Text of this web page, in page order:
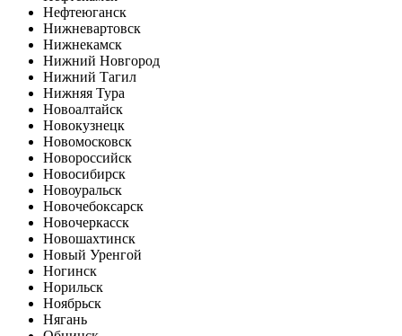
Нефтеюганск
Нижневартовск
Нижнекамск
Нижний Новгород
Нижний Тагил
Нижняя Тура
Новоалтайск
Новокузнецк
Новомосковск
Новороссийск
Новосибирск
Новоуральск
Новочебоксарск
Новочеркасск
Новошахтинск
Новый Уренгой
Ногинск
Норильск
Ноябрьск
Нягань